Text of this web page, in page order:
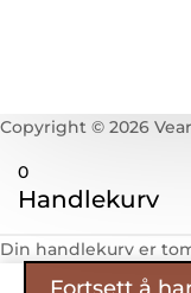
Copyright © 2026
0
Handlekurv
Din handlekurv er